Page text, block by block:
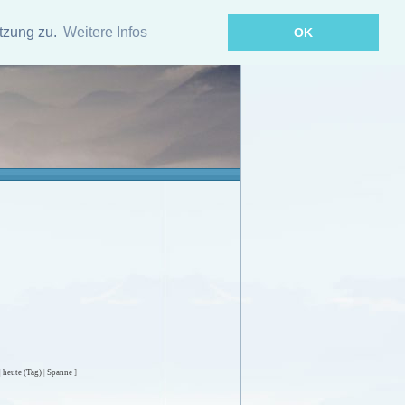
zu. Weitere Infos OK
heute (Tag) Spanne ]